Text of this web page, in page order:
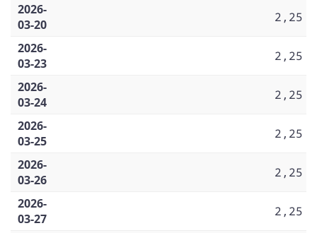
2026-
03-20
2,25
2026-
03-23
2,25
2026-
03-24
2,25
2026-
03-25
2,25
2026-
03-26
2,25
2026-
03-27
2,25